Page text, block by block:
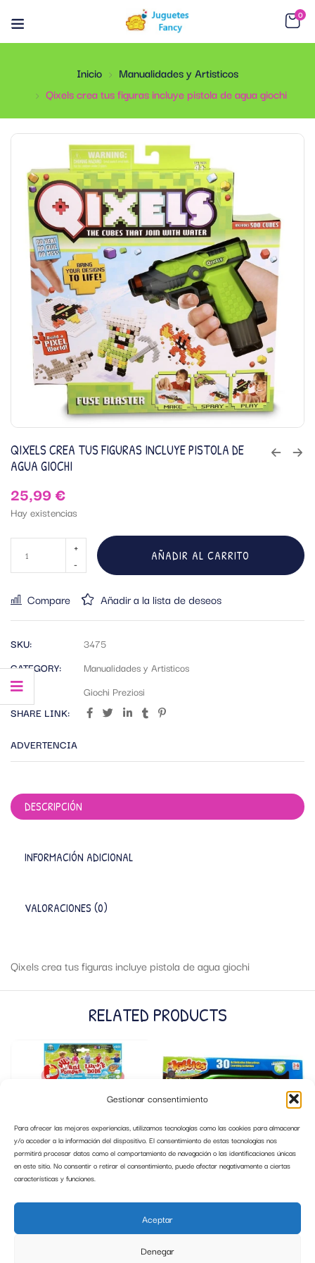
Gestionar consentimiento
Para ofrecer las mejores experiencias, utilizamos tecnologías como las cookies para almacenar
y/o acceder a la información del dispositivo. El consentimiento de estas tecnologías nos
permitirá procesar datos como el comportamiento de navegación o las identificaciones únicas
en este sitio. No consentir o retirar el consentimiento, puede afectar negativamente a ciertas
características y funciones.
Aceptar
Denegar
0
Inicio
Manualidades y Artisticos
Qixels crea tus figuras incluye pistola de agua giochi
QIXELS CREA TUS FIGURAS INCLUYE PISTOLA DE
AGUA GIOCHI
25,99€
Hay existencias
AÑADIR AL CARRITO
Compare Añadir a la lista de deseos
SKU:
3475
CATEGORY:
Manualidades y Artisticos
TAG:
Giochi Preziosi
SHARE LINK:
ADVERTENCIA
DESCRIPCIÓN
INFORMACIÓN ADICIONAL
VALORACIONES (0)
Qixels crea tus figuras incluye pistola de agua giochi
RELATED PRODUCTS
GIOCHI